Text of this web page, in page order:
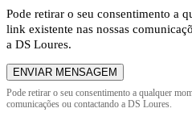
Pode retirar o seu consentimento a
link existente nas nossas
a DS Loures.
ENVIAR MENSAGEM